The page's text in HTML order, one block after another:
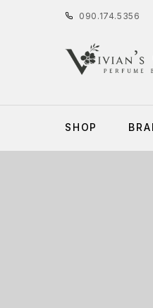
090 .174.5356
SHOP